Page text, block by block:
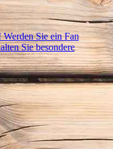
Sie ein Fan
Sie besondere